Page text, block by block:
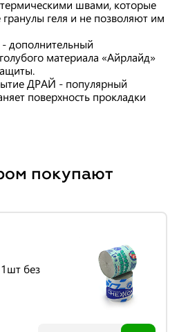
швами, которые
геля и не позволяют им
дополнительный
материала «Айрлайд»
ДРАЙ - популярный
поверхность прокладки
покупают
без